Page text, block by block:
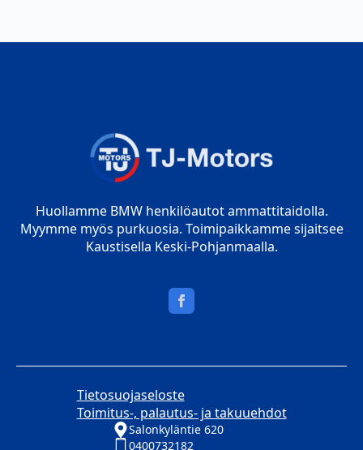
Huollamme BMW henkilöautot ammattitaidolla.
Myymme myös purkuosia. Toimipaikkamme sijaitsee
Kaustisella Keski-Pohjanmaalla.
Tietosuojaseloste
Toimitus-, palautus- ja takuuehdot
Salonkyläntie 620
0400732182